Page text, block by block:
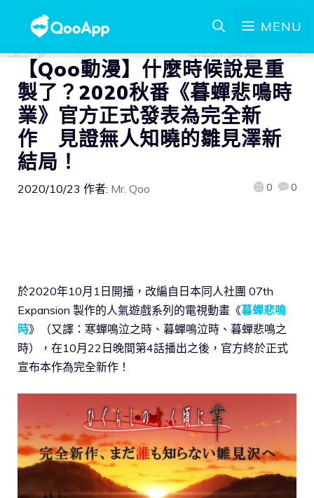
MENU
【Qoo動漫】什麼時候說是重
製了？2020秋番《暮蟬悲鳴時
業》官方正式發表為完全新
作 見證無人知曉的雛見澤新
結局！
2020/10/23 作者: Mr. Qoo 0 0
於2020年10月1日開播，改編自日本同人社團 07th
Expansion 製作的人氣遊戲系列的電視動畫《暮蟬悲鳴
時》（又譯：寒蟬鳴泣之時、暮蟬鳴泣時、暮蟬悲鳴之
時），在10月22日晚間第4話播出之後，官方終於正式
宣布本作為完全新作！